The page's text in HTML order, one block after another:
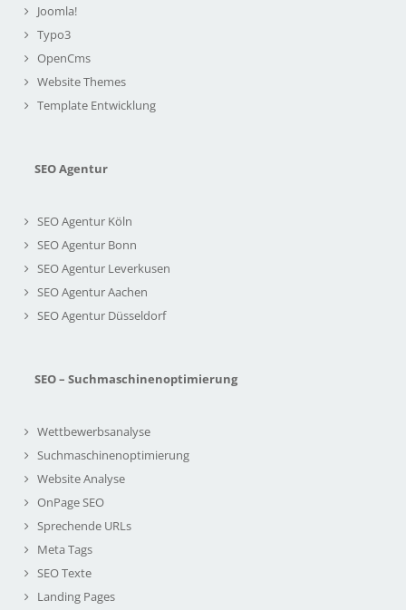
Joomla!
Typo3
OpenCms
Website Themes
Template Entwicklung
SEO Agentur
SEO Agentur Köln
SEO Agentur Bonn
SEO Agentur Leverkusen
SEO Agentur Aachen
SEO Agentur Düsseldorf
SEO – Suchmaschinenoptimierung
Wettbewerbsanalyse
Suchmaschinenoptimierung
Website Analyse
OnPage SEO
Sprechende URLs
Meta Tags
SEO Texte
Landing Pages